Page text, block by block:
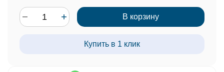
В корзину
Купить в 1 клик